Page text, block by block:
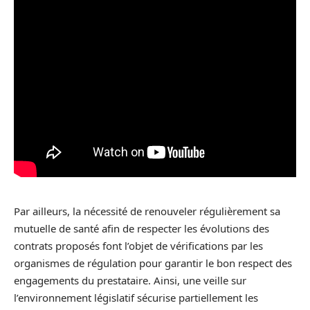
Par ailleurs, la nécessité de renouveler régulièrement sa
mutuelle de santé afin de respecter les évolutions des
contrats proposés font l’objet de vérifications par les
organismes de régulation pour garantir le bon respect des
engagements du prestataire. Ainsi, une veille sur
l’environnement législatif sécurise partiellement les